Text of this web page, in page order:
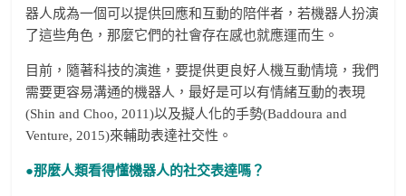
器人成為一個可以提供回應和互動的陪伴者，若機器人扮演
了這些角色，那麼它們的社會存在感也就應運而生。
目前，隨著科技的演進，要提供更良好人機互動情境，我們
需要更容易溝通的機器人，最好是可以有情緒互動的表現
(Shin and Choo, 2011)以及擬人化的手勢(Baddoura and
Venture, 2015)來輔助表達社交性。
●那麼人類看得懂機器人的社交表達嗎？